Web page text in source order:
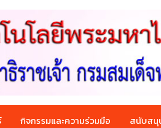
กิจกรรมและความร่วมมือ สนับสนุ